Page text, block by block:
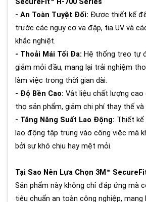
SecureFit™ H-700 Series
- An Toàn Tuyệt Đối: Được thiết kế
trước các nguy cơ va đập, tia UV và
khắc nghiệt.
- Thoải Mái Tối Đa: Hệ thống treo tự
giảm mỏi đầu, mang lại trải nghiệm
làm việc trong thời gian dài.
- Độ Bền Cao: Vật liệu chất lượng cao
thọ sản phẩm, giảm chi phí thay thế và
- Tăng Năng Suất Lao Động: Thiết kế
lao động tập trung vào công việc mà
bởi sự khó chịu hay mệt mỏi.
Tại Sao Nên Lựa Chọn 3M™
Sản phẩm này không chỉ đáp ứng mà
tiêu chuẩn an toàn công nghiệp, mang